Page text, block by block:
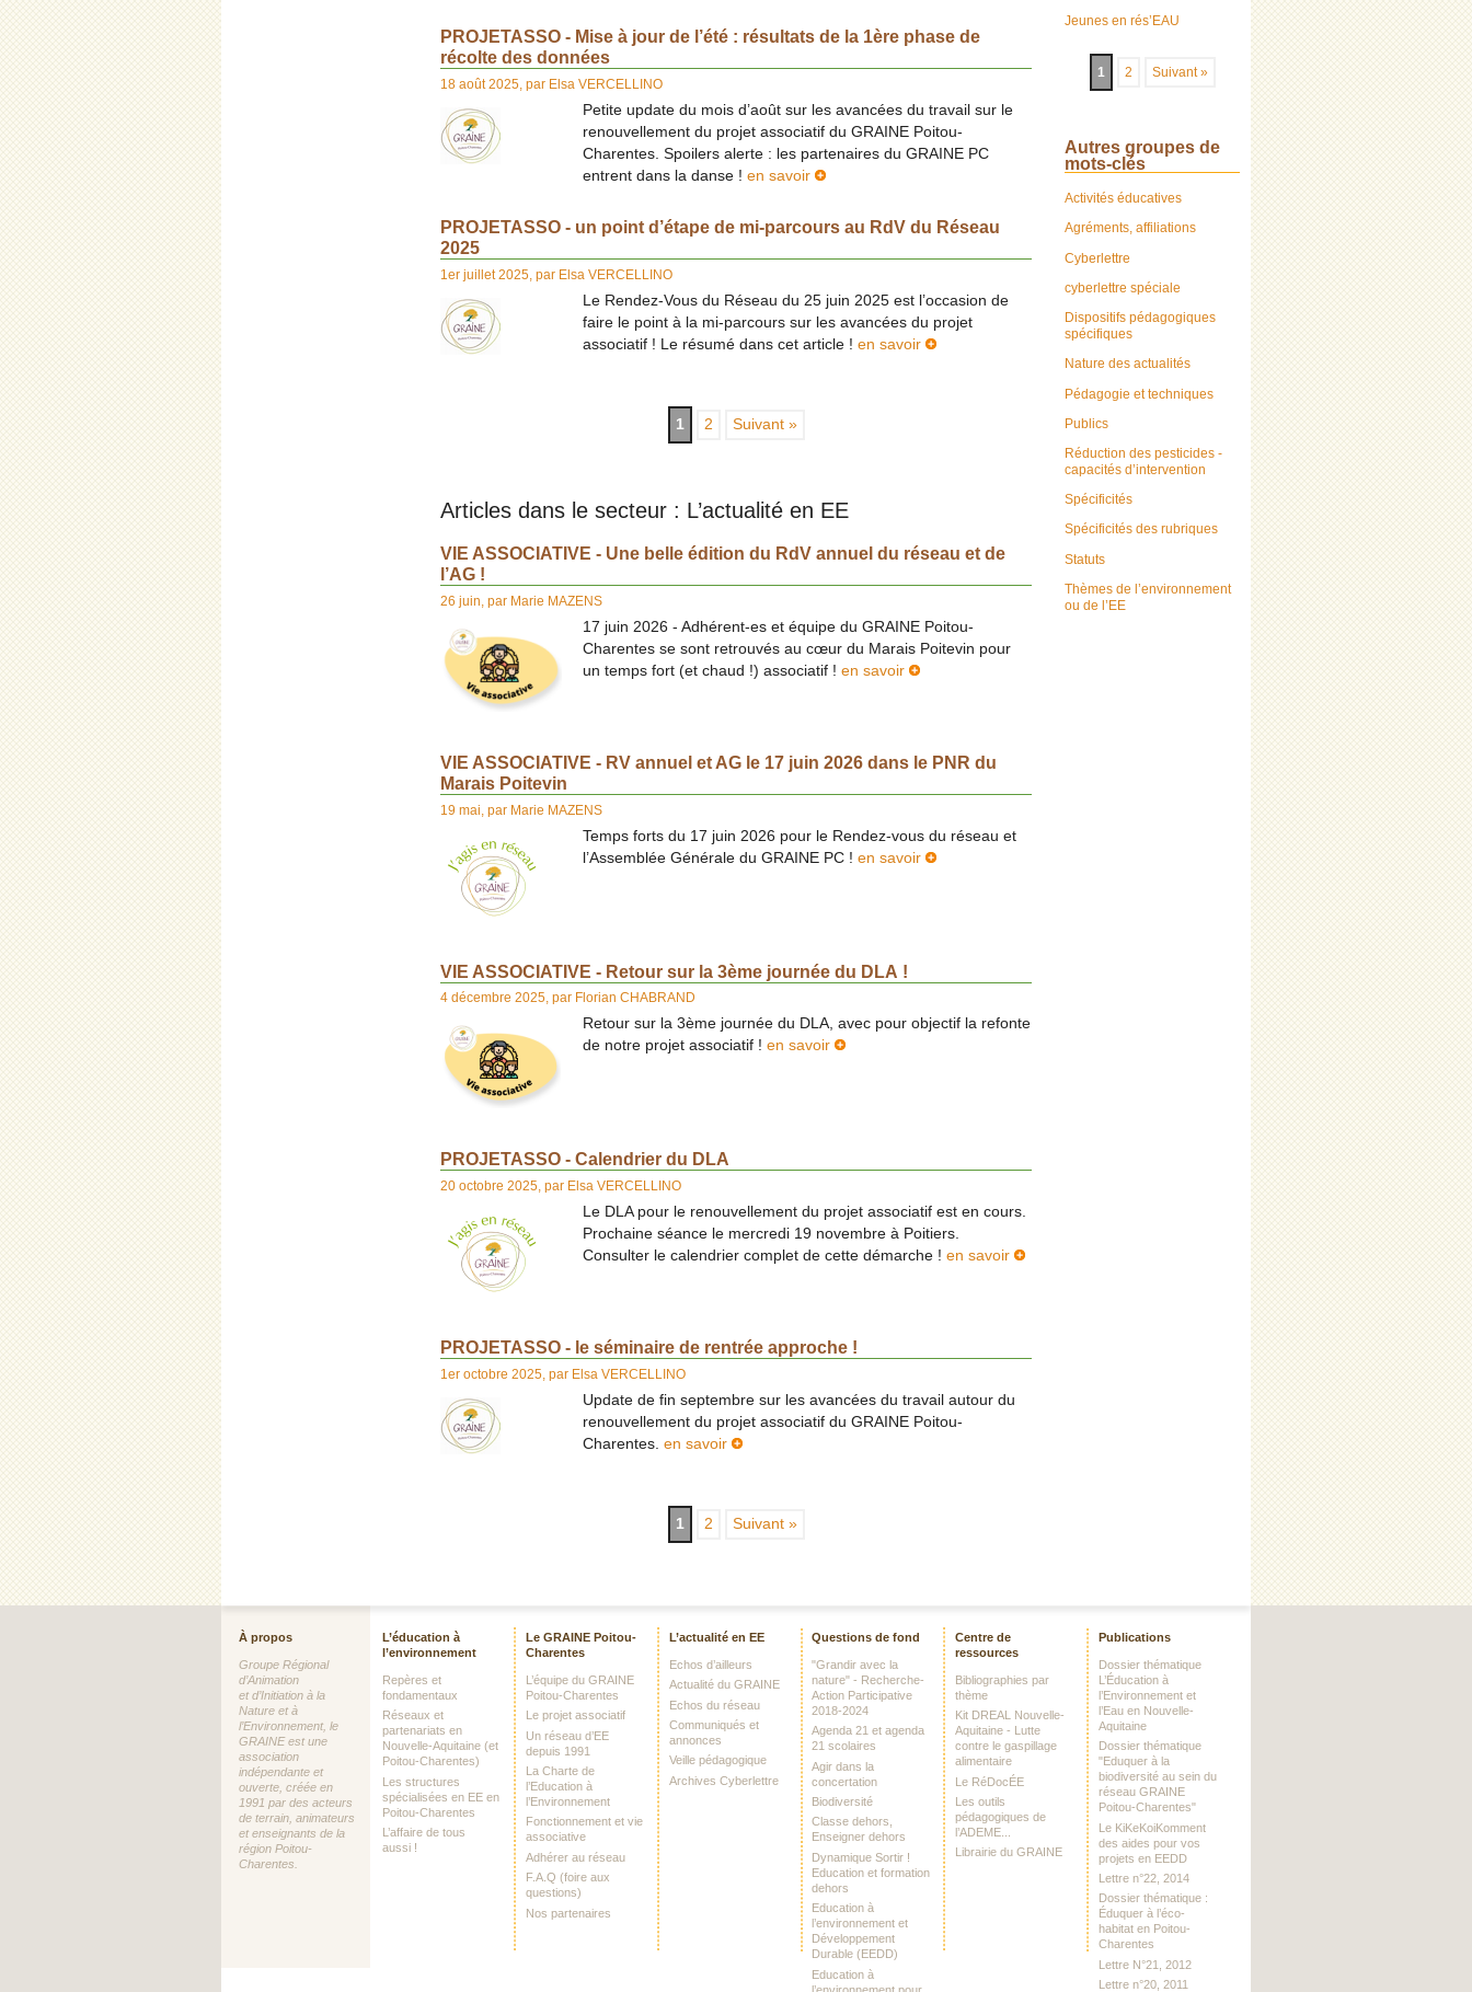
PROJETASSO - Mise à jour de l’été : résultats de la 1ère phase de
récolte des données
18 août 2025, par Elsa VERCELLINO
Petite update du mois d’août sur les avancées du travail sur le
renouvellement du projet associatif du GRAINE Poitou-
Charentes. Spoilers alerte : les partenaires du GRAINE PC
entrent dans la danse ! en savoir
PROJETASSO - un point d’étape de mi-parcours au RdV du Réseau
2025
1er juillet 2025, par Elsa VERCELLINO
Le Rendez-Vous du Réseau du 25 juin 2025 est l’occasion de
faire le point à la mi-parcours sur les avancées du projet
associatif ! Le résumé dans cet article ! en savoir
1 2 Suivant »
Articles dans le secteur : L’actualité en EE
VIE ASSOCIATIVE - Une belle édition du RdV annuel du réseau et de
l’AG !
26 juin, par Marie MAZENS
17 juin 2026 - Adhérent-es et équipe du GRAINE Poitou-
Charentes se sont retrouvés au cœur du Marais Poitevin pour
un temps fort (et chaud !) associatif ! en savoir
VIE ASSOCIATIVE - RV annuel et AG le 17 juin 2026 dans le PNR du
Marais Poitevin
19 mai par Marie MAZENS
Temps forts du 17 juin 2026 pour le Rendez-vous du réseau et
l’Assemblée Générale du GRAINE PC ! en savoir
VIE ASSOCIATIVE - Retour sur la 3ème journée du DLA !
4 décembre 2025, par Florian CHABRAND
Retour sur la 3ème journée du DLA, avec pour objectif la refonte
de notre projet associatif ! en savoir
PROJETASSO - Calendrier du DLA
20 octobre 2025, par Elsa VERCELLINO
Le DLA pour le renouvellement du projet associatif est en cours.
Prochaine séance le mercredi 19 novembre à Poitiers.
Consulter le calendrier complet de cette démarche ! en savoir
PROJETASSO - le séminaire de rentrée approche !
1er octobre 2025, par Elsa VERCELLINO
Update de fin septembre sur les avancées du travail autour du
renouvellement du projet associatif du GRAINE Poitou-
Charentes. en savoir
1 2 Suivant »
Jeunes en rés’EAU
1 2 Suivant »
Autres groupes de
mots-clés
Activités éducatives
Agréments, affiliations
Cyberlettre
cyberlettre spéciale
Dispositifs pédagogiques
spécifiques
Nature des actualités
Pédagogie et techniques
Publics
Réduction des pesticides -
capacités d’intervention
Spécificités
Spécificités des rubriques
Statuts
Thèmes de l’environnement
ou de l’EE
À propos
Groupe Régional
d’Animation
et d’Initiation à la
Nature et à
l’Environnement, le
GRAINE est une
association
indépendante et
ouverte, créée en
1991 par des acteurs
de terrain, animateurs
et enseignants de la
région Poitou-
Charentes.
L’éducation à
l’environnement
Repères et
fondamentaux
Réseaux et
partenariats en
Nouvelle-Aquitaine (et
Poitou-Charentes)
Les structures
spécialisées en EE en
Poitou-Charentes
L’affaire de tous
aussi !
Le GRAINE Poitou-
Charentes
L’équipe du GRAINE
Poitou-Charentes
Le projet associatif
Un réseau d’EE
depuis 1991
La Charte de
l’Education à
l’Environnement
Fonctionnement et vie
associative
Adhérer au réseau
F.A.Q (foire aux
questions)
Nos partenaires
L’actualité en EE
Echos d’ailleurs
Actualité du GRAINE
Echos du réseau
Communiqués et
annonces
Veille pédagogique
Archives Cyberlettre
Questions de fond
"Grandir avec la
nature" - Recherche-
Action Participative
2018-2024
Agenda 21 et agenda
21 scolaires
Agir dans la
concertation
Biodiversité
Classe dehors,
Enseigner dehors
Dynamique Sortir !
Education et formation
dehors
Education à
l’environnement et
Développement
Durable (EEDD)
Education à
l’environnement pour
Centre de
ressources
Bibliographies par
thème
Kit DREAL Nouvelle-
Aquitaine - Lutte
contre le gaspillage
alimentaire
Le RéDocÉE
Les outils
pédagogiques de
l’ADEME...
Librairie du GRAINE
Publications
Dossier thématique
L’Éducation à
l’Environnement et
l’Eau en Nouvelle-
Aquitaine
Dossier thématique
"Eduquer à la
biodiversité au sein du
réseau GRAINE
Poitou-Charentes"
Le KiKeKoiKomment
des aides pour vos
projets en EEDD
Lettre n°22, 2014
Dossier thématique :
Éduquer à l’éco-
habitat en Poitou-
Charentes
Lettre N°21, 2012
Lettre n°20, 2011